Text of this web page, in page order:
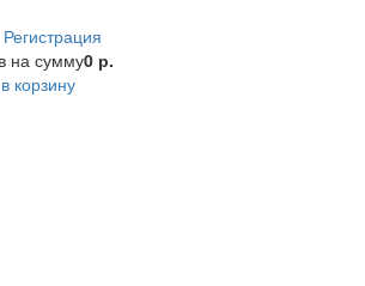
Регистрация
на сумму0 р.
корзину